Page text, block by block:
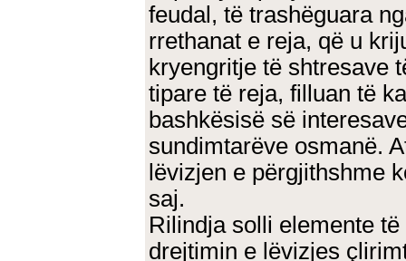
feudal, të trashëguara
rrethanat e reja, që u
kryengritje të shtresave
tipare të reja, filluan të
bashkësisë së
sundimtarëve osmanë.
lëvizjen e përgjithshme
saj.
Rilindja solli elemente
drejtimin e lëvizjes